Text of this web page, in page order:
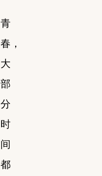
青
春，
大
部
分
时
间
都